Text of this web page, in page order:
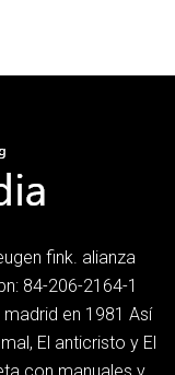
fink. alianza
84-206-2164-1
en 1981 Así
El anticristo y El